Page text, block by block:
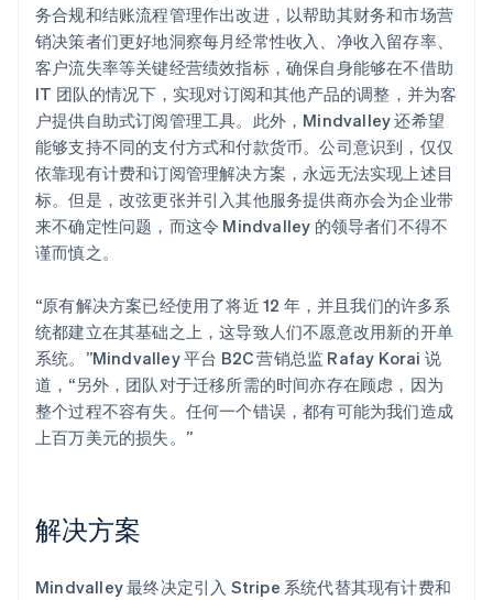
务合规和结账流程管理作出改进，以帮助其财务和市场营
销决策者们更好地洞察每月经常性收入、净收入留存率、
客户流失率等关键经营绩效指标，确保自身能够在不借助
IT 团队的情况下，实现对订阅和其他产品的调整，并为客
户提供自助式订阅管理工具。此外，Mindvalley 还希望
能够支持不同的支付方式和付款货币。公司意识到，仅仅
依靠现有计费和订阅管理解决方案，永远无法实现上述目
标。但是，改弦更张并引入其他服务提供商亦会为企业带
来不确定性问题，而这令 Mindvalley 的领导者们不得不
谨而慎之。
“原有解决方案已经使用了将近 12 年，并且我们的许多系
统都建立在其基础之上，这导致人们不愿意改用新的开单
系统。”Mindvalley 平台 B2C 营销总监 Rafay Korai 说
道，“另外，团队对于迁移所需的时间亦存在顾虑，因为
整个过程不容有失。任何一个错误，都有可能为我们造成
上百万美元的损失。”
解决方案
Mindvalley 最终决定引入 Stripe 系统代替其现有计费和